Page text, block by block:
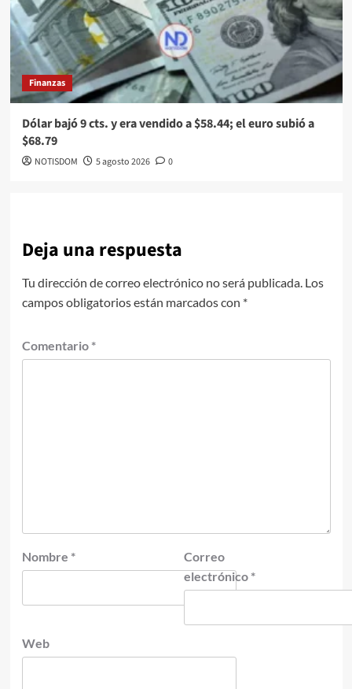
Finanzas
Dólar bajó 9 cts. y era vendido a $58.44; el euro subió a
$68.79
NOTISDOM 5 agosto 2026 0
Deja una respuesta
Tu dirección de correo electrónico no será publicada. Los
campos obligatorios están marcados con *
Comentario *
Nombre *
Correo
electrónico *
Web